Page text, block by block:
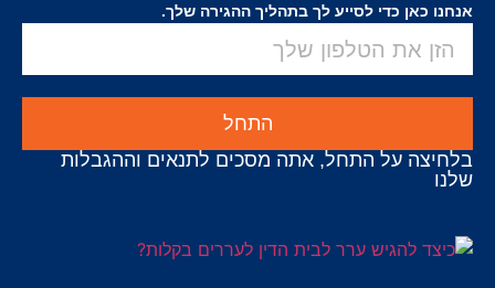
אנחנו כאן כדי לסייע לך בתהליך ההגירה שלך.
התחל
בלחיצה על התחל, אתה מסכים לתנאים וההגבלות
שלנו